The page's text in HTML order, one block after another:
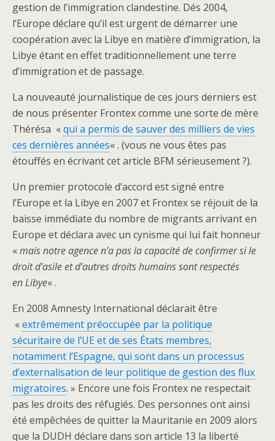
gestion de l’immigration clandestine. Dés 2004,
l’Europe déclare qu’il est urgent de démarrer une
coopération avec la Libye en matière d’immigration, la
Libye étant en effet traditionnellement une terre
d’immigration et de passage.
La nouveauté journalistique de ces jours derniers est
de nous présenter Frontex comme une sorte de mère
Thérésa «qui a permis de sauver des milliers de vies
ces dernières années« . (vous ne vous êtes pas
étouffés en écrivant cet article BFM sérieusement ?).
Un premier protocole d’accord est signé entre
l’Europe et la Libye en 2007 et Frontex se réjouit de la
baisse immédiate du nombre de migrants arrivant en
Europe et déclara avec un cynisme qui lui fait honneur
«mais notre agence n’a pas la capacité de confirmer si le
droit d’asile et d’autres droits humains sont respectés
enLibye« .
En 2008 Amnesty International déclarait être
«extrêmement préoccupée par la politique
sécuritaire de l’UE et de ses États membres,
notamment l’Espagne, qui sont dans un processus
d’externalisation de leur politique de gestion des flux
migratoires. » Encore une fois Frontex ne respectait
pas les droits des réfugiés. Des personnes ont ainsi
été empêchées de quitter la Mauritanie en 2009 alors
que la DUDH déclare dans son article 13 la liberté